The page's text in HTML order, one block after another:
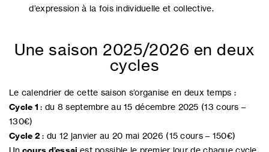
d’expression à la fois individuelle et collective.
Une saison 2025/2026 en deux
cycles
Le calendrier de cette saison s’organise en deux temps :
Cycle 1 : du 8 septembre au 15 décembre 2025 (13 cours –
130€)
Cycle 2 : du 12 janvier au 20 mai 2026 (15 cours – 150€)
Un
est possible le premier jour de chaque cycle